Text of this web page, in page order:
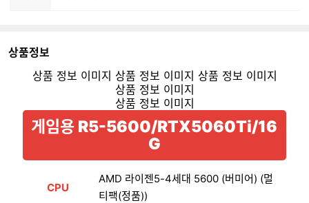
상품정보
게임용 R5-5600/RTX5060Ti/16
G
CPU
AMD 라이젠5-4세대 5600 (버미어) (멀
티팩(정품))